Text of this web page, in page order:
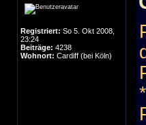
Registriert: So 5. Okt 2008,
23:24
Beiträge: 4238
Wohnort: Cardiff (bei Köln)